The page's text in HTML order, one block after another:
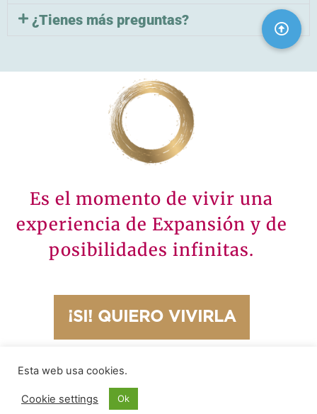
¿Tienes más preguntas?
Es el momento de vivir una
experiencia de Expansión y de
posibilidades infinitas.
¡SI! QUIERO VIVIRLA
¡Sólo hay
Esta web usa cookies.
Cookie settings Ok